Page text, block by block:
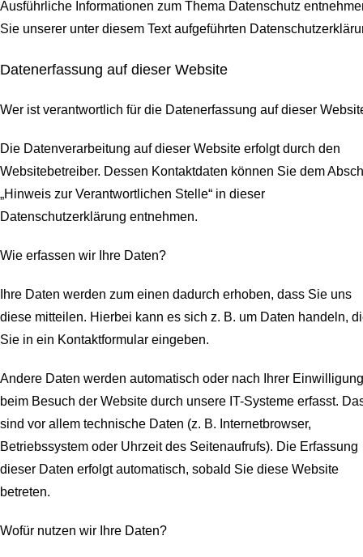
Ausführliche Informationen zum Thema Datenschutz
Sie unserer unter diesem Text aufgeführten
Datenerfassung auf dieser Website
Wer ist verantwortlich für die Datenerfassung auf dieser
Die Datenverarbeitung auf dieser Website erfolgt durch den
Websitebetreiber. Dessen Kontaktdaten können Sie dem
„Hinweis zur Verantwortlichen Stelle“ in dieser
Datenschutzerklärung entnehmen.
Wie erfassen wir Ihre Daten?
Ihre Daten werden zum einen dadurch erhoben, dass Sie uns
diese mitteilen. Hierbei kann es sich z. B. um Daten handeln,
Sie in ein Kontaktformular eingeben.
Andere Daten werden automatisch oder nach Ihrer Einwilligung
beim Besuch der Website durch unsere IT-Systeme erfasst.
sind vor allem technische Daten (z. B. Internetbrowser,
Betriebssystem oder Uhrzeit des Seitenaufrufs). Die Erfassung
dieser Daten erfolgt automatisch, sobald Sie diese Website
betreten.
Wofür nutzen wir Ihre Daten?